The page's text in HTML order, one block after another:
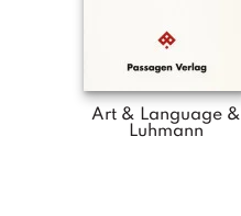
Art & Language &
Luhmann